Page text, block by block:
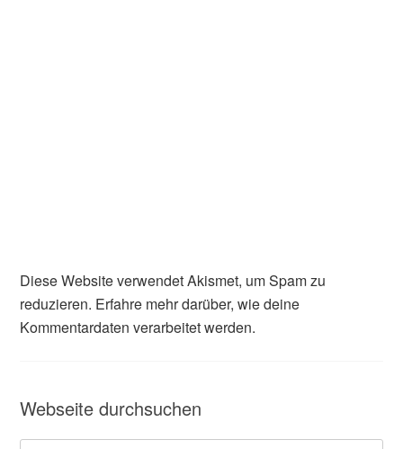
Diese Website verwendet Akismet, um Spam zu
reduzieren. Erfahre mehr darüber, wie deine
Kommentardaten verarbeitet werden.
Webseite durchsuchen